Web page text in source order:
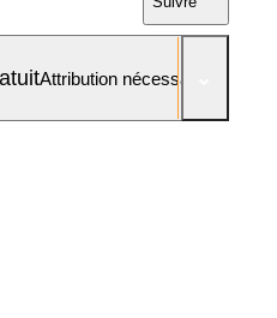
Attribution nécessaire